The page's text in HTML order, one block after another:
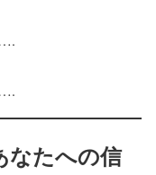
なたへの信